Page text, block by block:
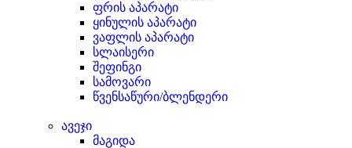
ფრის აპარატი
ყინულის აპარატი
ვაფლის აპარატი
სლაისერი
შეფინგი
სამოვარი
წვენსაწური/ბლენდერი
ავეჯი
მაგიდა